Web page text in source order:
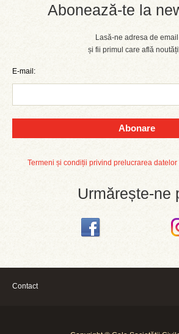
Abonează-te la
Lasă-ne adresa de email
și fii primul care află
E-mail:
Abonare
Termeni și condiții privind prelucrarea datelor
Urmărește-ne
Contact